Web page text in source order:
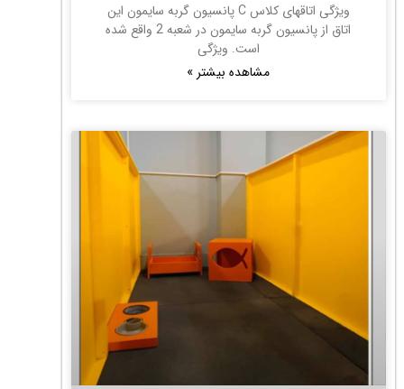
ویژگی اتاقهای کلاس C پانسیون گربه سایمون این
اتاق از پانسیون گربه سایمون در شعبه 2 واقع شده
است. ویژگی
مشاهده بیشتر »